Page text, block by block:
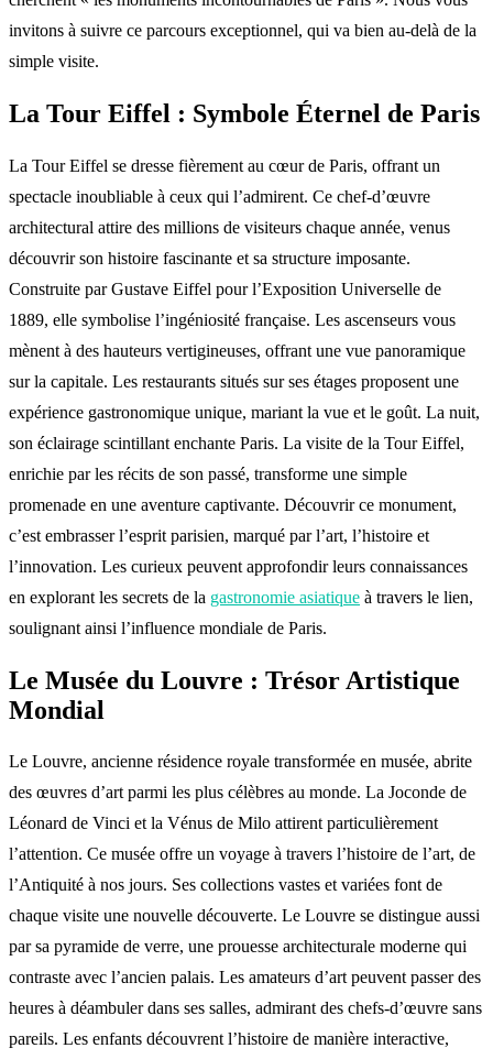
invitons à suivre ce parcours exceptionnel, qui va bien au-delà de la
simple visite.
La Tour Eiffel : Symbole Éternel de Paris
La Tour Eiffel se dresse fièrement au cœur de Paris, offrant un
spectacle inoubliable à ceux qui l’admirent. Ce chef-d’œuvre
architectural attire des millions de visiteurs chaque année, venus
découvrir son histoire fascinante et sa structure imposante.
Construite par Gustave Eiffel pour l’Exposition Universelle de
1889, elle symbolise l’ingéniosité française. Les ascenseurs vous
mènent à des hauteurs vertigineuses, offrant une vue panoramique
sur la capitale. Les restaurants situés sur ses étages proposent une
expérience gastronomique unique, mariant la vue et le goût. La nuit,
son éclairage scintillant enchante Paris. La visite de la Tour Eiffel,
enrichie par les récits de son passé, transforme une simple
promenade en une aventure captivante. Découvrir ce monument,
c’est embrasser l’esprit parisien, marqué par l’art, l’histoire et
l’innovation. Les curieux peuvent approfondir leurs connaissances
en explorant les secrets de la gastronomie asiatique à travers le lien,
soulignant ainsi l’influence mondiale de Paris.
Le Musée du Louvre : Trésor Artistique
Mondial
Le Louvre, ancienne résidence royale transformée en musée, abrite
des œuvres d’art parmi les plus célèbres au monde. La Joconde de
Léonard de Vinci et la Vénus de Milo attirent particulièrement
l’attention. Ce musée offre un voyage à travers l’histoire de l’art, de
l’Antiquité à nos jours. Ses collections vastes et variées font de
chaque visite une nouvelle découverte. Le Louvre se distingue aussi
par sa pyramide de verre, une prouesse architecturale moderne qui
contraste avec l’ancien palais. Les amateurs d’art peuvent passer des
heures à déambuler dans ses salles, admirant des chefs-d’œuvre sans
pareils. Les enfants découvrent l’histoire de manière interactive,